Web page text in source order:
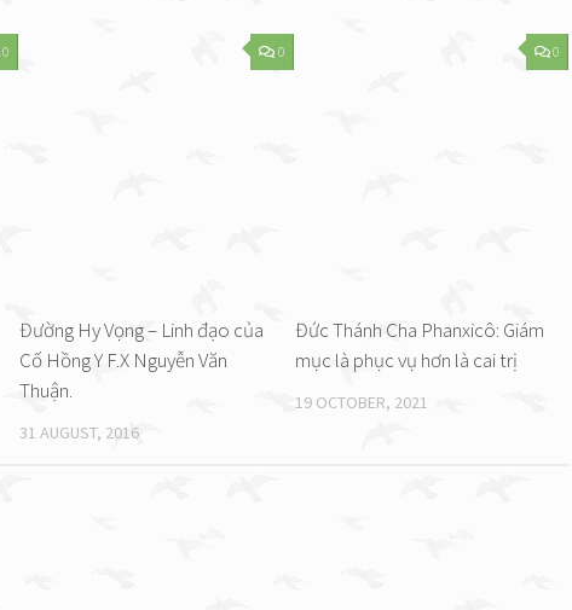
0 0
Đường Hy Vọng – Linh đạo của
Cố Hồng Y F.X Nguyễn Văn
Thuận.
31 AUGUST, 2016
0
Đức Thánh Cha Phanxicô: Giám
mục là phục vụ hơn là cai trị
19 OCTOBER, 2021